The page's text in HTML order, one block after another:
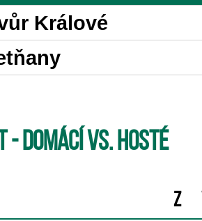
Králové
- domácí vs. hosté
Z